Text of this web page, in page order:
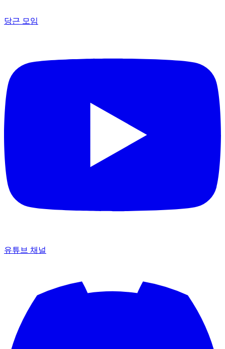
당근 모임
유튜브 채널